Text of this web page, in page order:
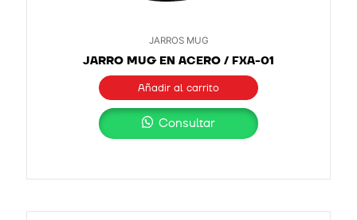
JARROS MUG
JARRO MUG EN ACERO / FXA-01
Añadir al carrito
Consultar